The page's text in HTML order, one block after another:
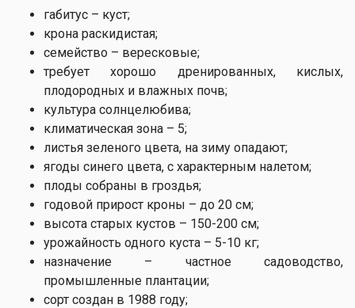
габитус – куст;
крона раскидистая;
семейство – вересковые;
требует хорошо дренированных, кислых,
плодородных и влажных почв;
культура солнцелюбива;
климатическая зона – 5;
листья зеленого цвета, на зиму опадают;
ягоды синего цвета, с характерным налетом;
плоды собраны в гроздья;
годовой прирост кроны – до 20 см;
высота старых кустов – 150-200 см;
урожайность одного куста – 5-10 кг;
назначение – частное садоводство,
промышленные плантации;
сорт создан в 1988 году;